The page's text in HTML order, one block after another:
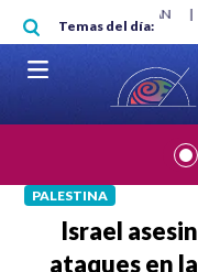
Pasar al contenido principal
Temas del día:
"HABLAR NO ES
PALESTINA
Israel
ataques en